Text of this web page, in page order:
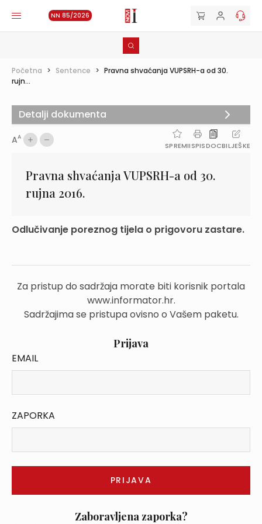
NN 85/2026
Početna > Sentence > Pravna shvaćanja VUPSRH-a od 30.
rujn...
AA
SPREMIISPISDOCBILJEŠKE
Pravna shvaćanja VUPSRH-a od 30.
rujna 2016.
Odlučivanje poreznog tijela o prigovoru zastare.
Za pristup do sadržaja morate biti korisnik portala
www.informator.hr.
Sadržajima se pristupa ovisno o Vašem paketu.
Prijava
EMAIL
ZAPORKA
Zaboravljena zaporka?
Detalji dokumenta